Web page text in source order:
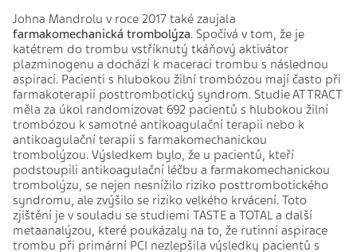
Johna Mandrolu v roce 2017 také zaujala
farmakomechanická trombolýza. Spočívá v tom, že je
katétrem do trombu vstříknutý tkáňový aktivátor
plazminogenu a dochází k maceraci trombu s následnou
aspirací. Pacienti s hlubokou žilní trombózou mají často při
farmakoterapii posttrombotický syndrom. Studie ATTRACT
měla za úkol randomizovat 692 pacientů s hlubokou žilní
trombózou k samotné antikoagulační terapii nebo k
antikoagulační terapii s farmakomechanickou
trombolýzou. Výsledkem bylo, že u pacientů, kteří
podstoupili antikoagulační léčbu a farmakomechanickou
trombolýzu, se nejen nesnížilo riziko posttrombotického
syndromu, ale zvýšilo se riziko velkého krvácení. Toto
zjištění je v souladu se studiemi TASTE a TOTAL a další
metaanalýzou, které poukázaly na to, že rutinní aspirace
trombu při primární PCI nezlepšila výsledky pacientů s